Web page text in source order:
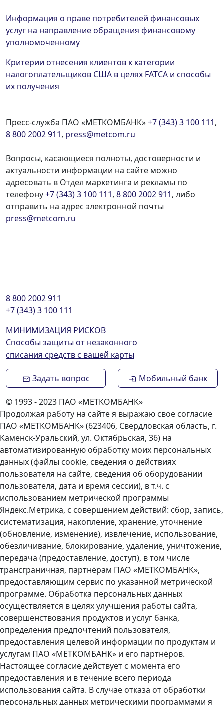
Информация о праве потребителей финансовых
услуг на направление обращения финансовому
уполномоченному
Критерии отнесения клиентов к категории
налогоплательщиков США в целях FATCA и способы
их получения
Пресс-служба ПАО «МЕТКОМБАНК»+7 (343) 3 100 111,
8 800 2002 911, press@metcom.ru
Вопросы, касающиеся полноты, достоверности и
актуальности информации на сайте можно
адресовать в Отдел маркетинга и рекламы по
телефону+7 (343) 3 100 111, 8 800 2002 911, либо
отправить на адрес электронной почты
press@metcom.ru
8 800 2002 911
+7 (343) 3 100 111
МИНИМИЗАЦИЯ РИСКОВ
Способы защиты от незаконного
списания средств с вашей карты
Задать вопрос Мобильный банк
© 1993 - 2023 ПАО «МЕТКОМБАНК»
Продолжая работу на сайте я выражаю свое согласие
ПАО «МЕТКОМБАНК» (623406, Свердловская область, г.
Каменск-Уральский, ул. Октябрьская, 36) на
автоматизированную обработку моих персональных
данных (файлы cookie, сведения о действиях
пользователя на сайте, сведения об оборудовании
пользователя, дата и время сессии), в т.ч. с
использованием метрической программы
Яндекс.Метрика, с совершением действий: сбор, запись,
систематизация, накопление, хранение, уточнение
(обновление, изменение), извлечение, использование,
обезличивание, блокирование, удаление, уничтожение,
передача (предоставление, доступ), в том числе
трансграничная, партнёрам ПАО «МЕТКОМБАНК»,
предоставляющим сервис по указанной метрической
программе. Обработка персональных данных
осуществляется в целях улучшения работы сайта,
совершенствования продуктов и услуг банка,
определения предпочтений пользователя,
предоставления целевой информации по продуктам и
услугам ПАО «МЕТКОМБАНК» и его партнёров.
Настоящее согласие действует с момента его
предоставления и в течение всего периода
использования сайта. В случае отказа от обработки
персональных данных метрическими программами я